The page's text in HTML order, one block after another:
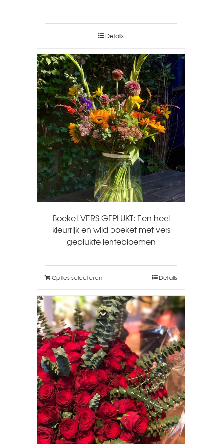
Details
Boeket VERS GEPLUKT: Een heel
kleurrijk en wild boeket met vers
geplukte lentebloemen
Opties selecteren Details